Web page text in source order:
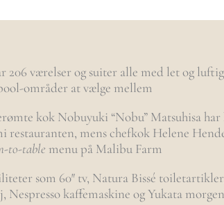
206 værelser og suiter alle med let og
områder at vælge mellem
kok Nobuyuki “Nobu” Matsuhisa
restauranten, mens chefkok Helene
to-table menu på Malibu Farm
som 60″ tv, Natura Bissé
Nespresso kaffemaskine og Yukata